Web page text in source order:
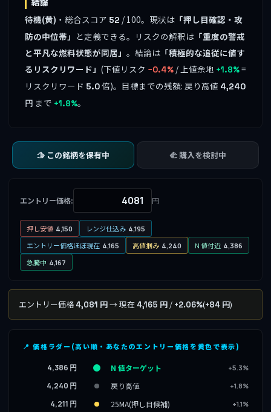
待機(黄) ・総合スコア 52 / 100。現状は 「押し目確認・攻
防の中位帯」 と定義できる。リスクの解釈は 「重度の警戒
と平凡な燃料状態が同居」 。結論は 「積極的な追従に値す
るリスクリワード」 (下値リスク −0.4% / 上値余地 +1.8%=
リスクリワード 5.0倍)。目標までの残額: 戻り高値 4,240
円 まで +1.8%。
🫱 この銘柄を保有中 🫲 購入を検討中
エントリー価格: 円
押し安値 4,150 レンジ仕込み 4,195
エントリー価格ほぼ現在 4,165 高値掴み 4,240 N 値付近 4,386
急騰中 4,167
エントリー価格 4,081 円→ 現在 4,165 円 / +2.06%(+84 円)
📍 価格ラダー(高い順・あなたのエントリー価格を黄色で表示)
4,386 円 N 値ターゲット +5.3%
4,240 円 戻り高値 +1.8%
4,211 円 25MA(押し目候補) +1.1%